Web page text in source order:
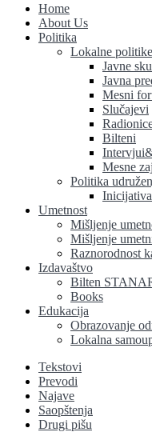
Home
About Us
Politika
Lokalne
Javne
Javna
Mesni
Slučajevi
Bilteni
Mesne
Politika
Umetnost
Mišljenje
Mišljenje
Raznorodnost
Izdavaštvo
Bilten
Books
Edukacija
Obrazovanje
Lokalna
Tekstovi
Prevodi
Najave
Saopštenja
Drugi pišu